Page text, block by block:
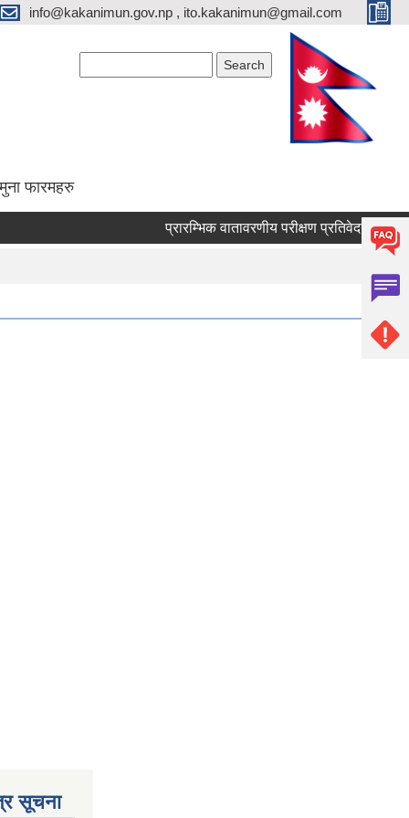
info@kakanimun.gov.np , ito.kakanimun@gmail.com
फारमहरु
प्रारम्भिक वातावरणीय परीक्षण प्रतिवेदन तयारी
सूचना